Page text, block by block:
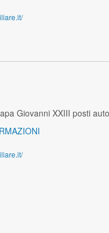
Giovanni XXIII posti